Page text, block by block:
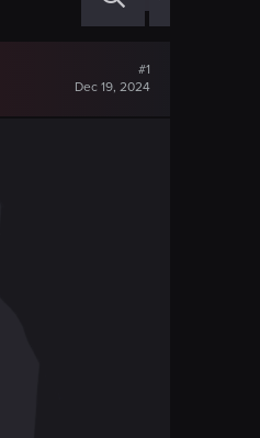
#1
Dec 19, 2024